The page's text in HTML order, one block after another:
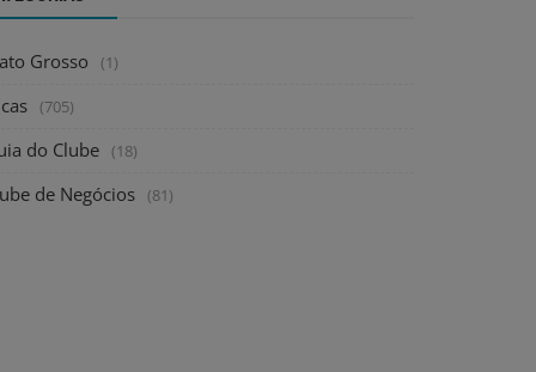
Grosso (1)
(705)
do Clube (18)
de Negócios (81)